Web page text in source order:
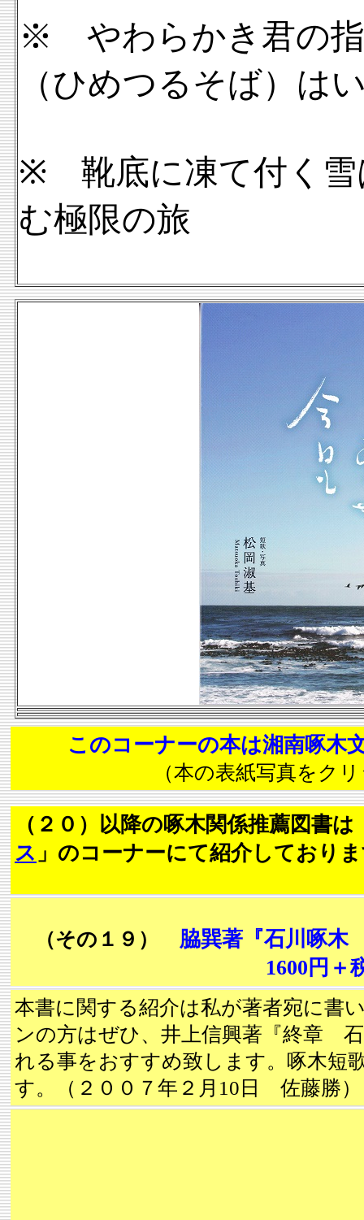
※ やわらかき君の指
（ひめつるそば）は
※ 靴底に凍て付く雪
む極限の旅
このコーナーの本は湘南啄木
（本の表紙写真をク
（２０）以降の啄木関係推薦図書は
ス 」のコーナーにて紹介しており
（その１９）
脇巽著『石川啄木
1600円
本書に関する紹介は私が著者宛に書
ンの方はぜひ、井上信興著『終章
れる事をおすすめ致します。啄木短
す。（２００７年２月10日 佐藤勝）